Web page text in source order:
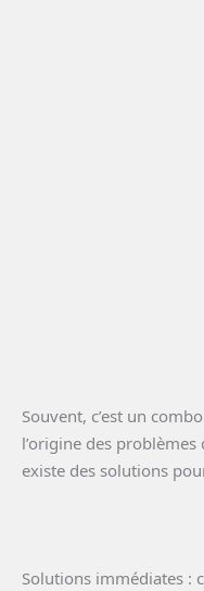
Souvent, c’est un
l’origine des
existe des solutions
Solutions immédiates :